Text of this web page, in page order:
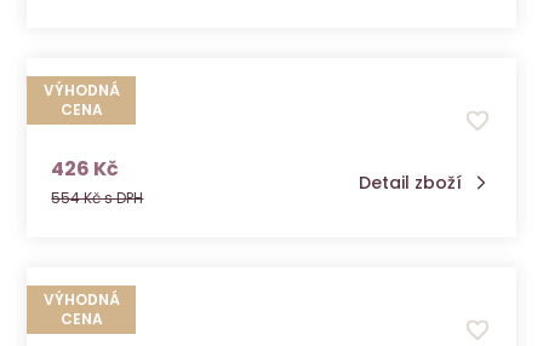
VÝHODNÁ
CENA
Flavocel
426 Kč
554 Kč s DPH
Detail zboží
VÝHODNÁ
CENA
Flora